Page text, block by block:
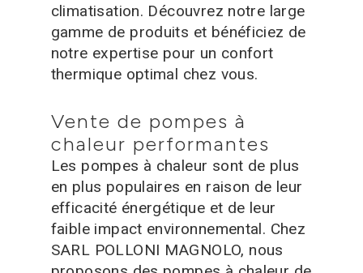
climatisation. Découvrez notre large
gamme de produits et bénéficiez de
notre expertise pour un confort
thermique optimal chez vous.
Vente de pompes à
chaleur performantes
Les pompes à chaleur sont de plus
en plus populaires en raison de leur
efficacité énergétique et de leur
faible impact environnemental. Chez
SARL POLLONI MAGNOLO, nous